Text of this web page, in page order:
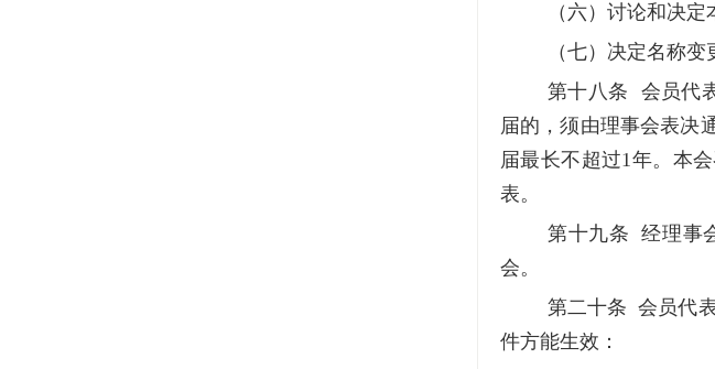
（六）讨论和决定
（七）决定名称变
第十八条
会员代
届的，须由理事会表决
届最长不超过1年。本
表。
第十九条
经理事
会。
第二十条 会员代
件方能生效：